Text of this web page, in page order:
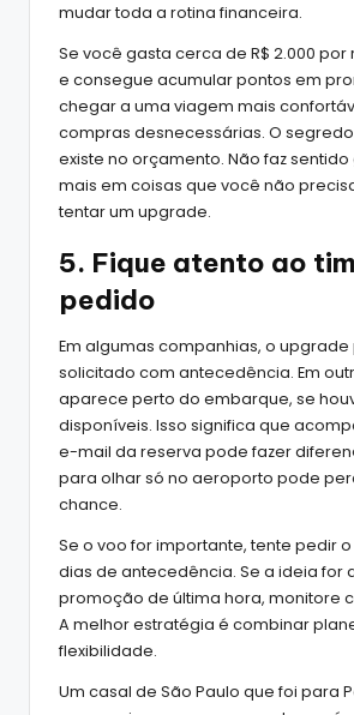
mudar toda a rotina financeira.
Se você gasta cerca de R$ 2.000
e consegue acumular pontos em
chegar a uma viagem mais
compras desnecessárias. O
existe no orçamento. Não faz sentido
mais em coisas que você não
tentar um upgrade.
5. Fique atento ao
pedido
Em algumas companhias, o
solicitado com antecedência. Em
aparece perto do embarque, se
disponíveis. Isso significa que
e-mail da reserva pode fazer
para olhar só no aeroporto pode
chance.
Se o voo for importante, tente pedir
dias de antecedência. Se a ideia for
promoção de última hora, monitore
A melhor estratégia é combinar
flexibilidade.
Um casal de São Paulo que foi para